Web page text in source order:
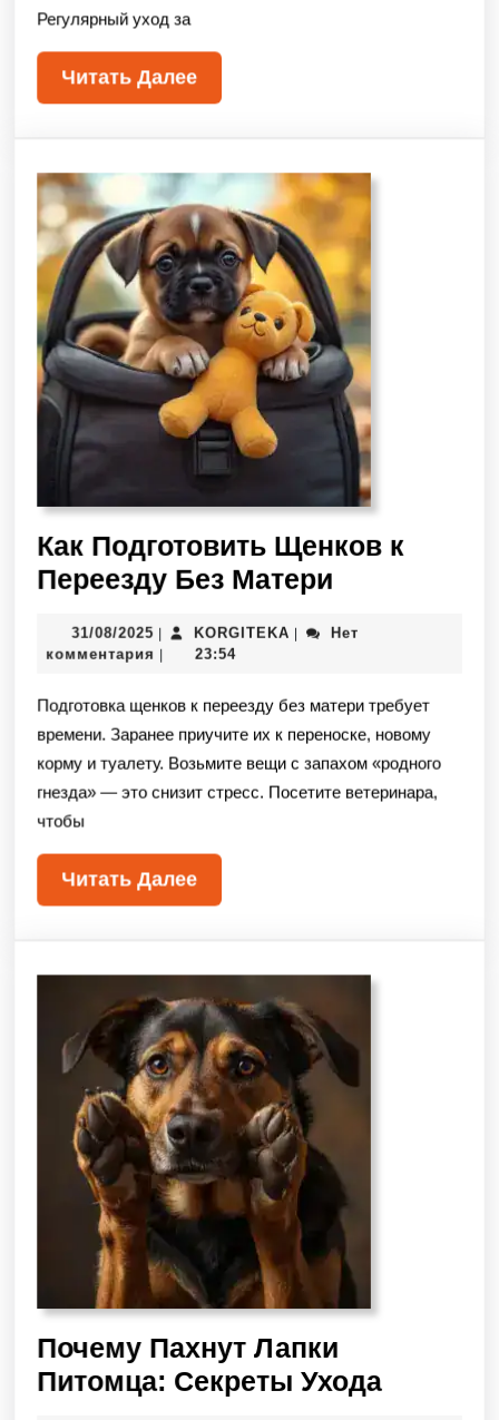
Регулярный уход за
Читать Далее
Как Подготовить Щенков к
Переезду Без Матери
31/08/2025 KORGITEKA
Нет
комментария
23:54
Подготовка щенков к переезду без матери требует
времени. Заранее приучите их к переноске, новому
корму и туалету. Возьмите вещи с запахом «родного
гнезда» — это снизит стресс. Посетите ветеринара,
чтобы
Читать Далее
Почему Пахнут Лапки
Питомца: Секреты Ухода